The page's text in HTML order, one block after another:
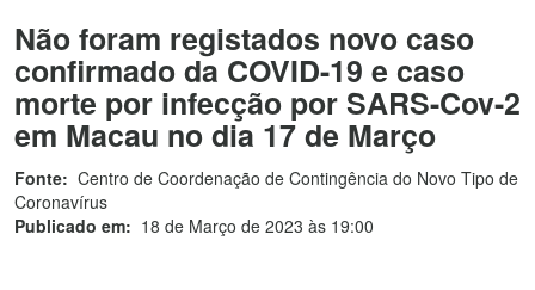
Não foram registados novo caso
confirmado da COVID-19 e caso
morte por infecção por SARS-Cov-2
em Macau no dia 17 de Março
Fonte: Centro de Coordenação de Contingência do Novo Tipo de
Coronavírus
Publicado em: 18 de Março de 2023 às 19:00